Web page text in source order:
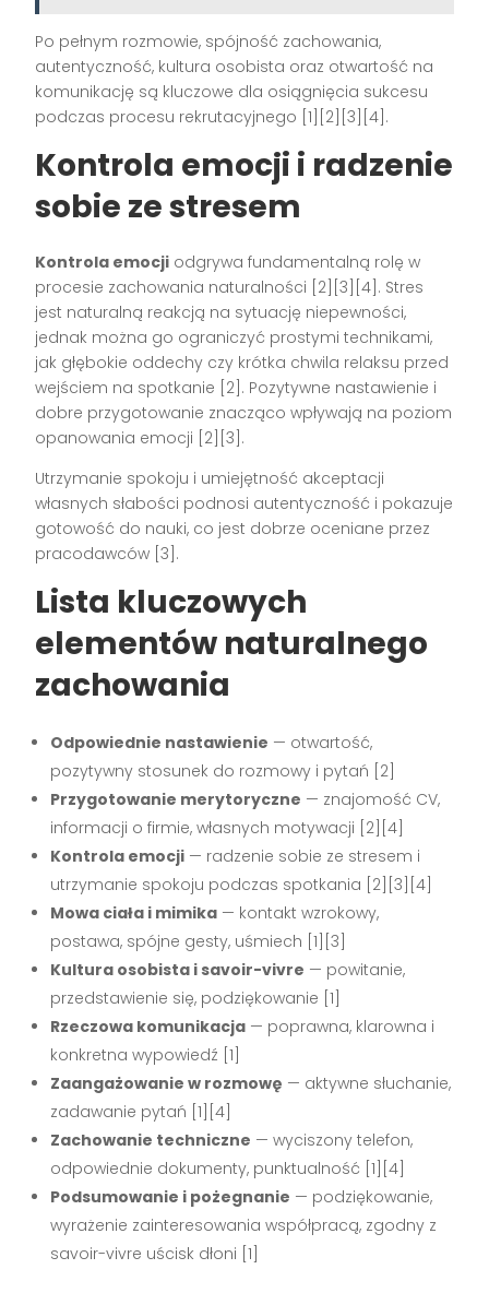
Po pełnym rozmowie, spójność zachowania,
autentyczność, kultura osobista oraz otwartość na
komunikację są kluczowe dla osiągnięcia sukcesu
podczas procesu rekrutacyjnego [1][2][3][4] .
Kontrola emocji i radzenie
sobie ze stresem
Kontrola emocji odgrywa fundamentalną rolę w
procesie zachowania naturalności [2][3][4] . Stres
jest naturalną reakcją na sytuację niepewności,
jednak można go ograniczyć prostymi technikami,
jak głębokie oddechy czy krótka chwila relaksu przed
wejściem na spotkanie [2] . Pozytywne nastawienie i
dobre przygotowanie znacząco wpływają na poziom
opanowania emocji [2][3] .
Utrzymanie spokoju i umiejętność akceptacji
własnych słabości podnosi autentyczność i pokazuje
gotowość do nauki, co jest dobrze oceniane przez
pracodawców [3] .
Lista kluczowych
elementów naturalnego
zachowania
Odpowiednie nastawienie — otwartość,
pozytywny stosunek do rozmowy i pytań [2]
Przygotowanie merytoryczne — znajomość CV,
informacji o firmie, własnych motywacji [2][4]
Kontrola emocji — radzenie sobie ze stresem i
utrzymanie spokoju podczas spotkania [2][3][4]
Mowa ciała i mimika — kontakt wzrokowy,
postawa, spójne gesty, uśmiech [1][3]
Kultura osobista i savoir-vivre — powitanie,
przedstawienie się, podziękowanie [1]
Rzeczowa komunikacja — poprawna, klarowna i
konkretna wypowiedź [1]
Zaangażowanie w rozmowę — aktywne słuchanie,
zadawanie pytań [1][4]
Zachowanie techniczne — wyciszony telefon,
odpowiednie dokumenty, punktualność [1][4]
Podsumowanie i pożegnanie — podziękowanie,
wyrażenie zainteresowania współpracą, zgodny z
savoir-vivre uścisk dłoni [1]